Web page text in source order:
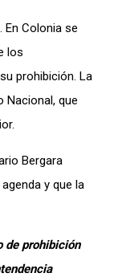
En Colonia se
los
prohibición. La
Nacional, que
Bergara
y que la
de prohibición